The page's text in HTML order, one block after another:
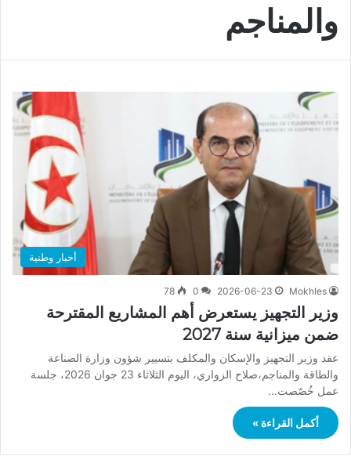
والمناجم
أخبار وطنية
Mokhles
2026-06-23
0
78
وزير التجهيز يستعرض أهم المشاريع المقترحة
ضمن ميزانية سنة 2027
عقد وزير التجهيز والإسكان والمكلف بتسيير شؤون وزارة الصناعة
والطاقة والمناجم،صلاح الزواري، اليوم الثلاثاء 23 جوان 2026، جلسة
عمل خُصّصت…
أكمل القراءة »